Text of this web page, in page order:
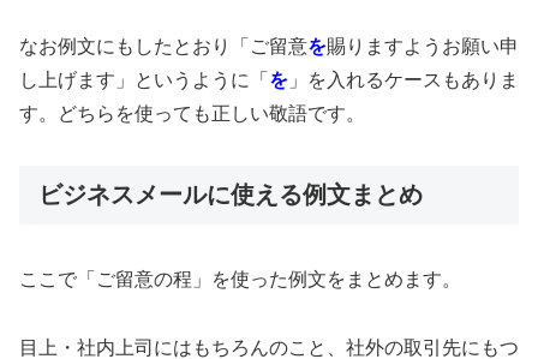
なお例文にもしたとおり「ご留意を賜りますようお願い申
し上げます」というように「 を 」を入れるケースもありま
す。どちらを使っても正しい敬語です。
ビジネスメールに使える例文まとめ
ここで「ご留意の程」を使った例文をまとめます。
目上・社内上司にはもちろんのこと、社外の取引先にもつ